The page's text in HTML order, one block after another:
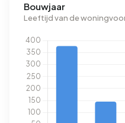
Bouwjaar
Leeftijd van de